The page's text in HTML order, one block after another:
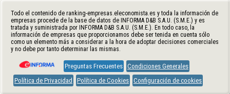
Todo el contenido de ranking-empresas.eleconomista.es y toda la información de
empresas procede de la base de datos de INFORMA D&B S.A.U. (S.M.E.) y es
tratada y suministrada por INFORMA D&B S.A.U. (S.M.E.). En todo caso, la
información de empresas que proporcionamos debe ser tenida en cuenta sólo
como un elemento más a considerar a la hora de adoptar decisiones comerciales
y no debe por tanto determinar las mismas.
Preguntas Frecuentes Condiciones Generales
Política de Privacidad
Política de Cookies Configuración de cookies